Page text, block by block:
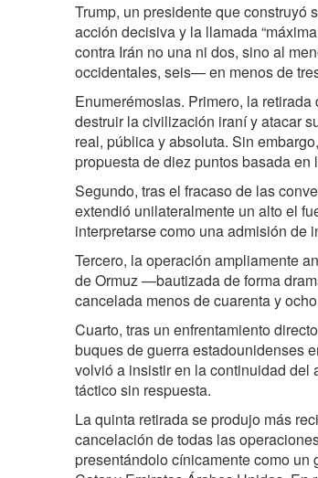
Trump, un presidente que construyó
acción decisiva y la llamada
contra Irán no una ni dos, sino al
occidentales, seis— en menos de
Enumerémoslas. Primero, la
destruir la civilización iraní y atacar
real, pública y absoluta. Sin
propuesta de diez puntos basada
Segundo, tras el fracaso de las
extendió unilateralmente un alto el
interpretarse como una admisión de
Tercero, la operación ampliamente
de Ormuz —bautizada de forma
cancelada menos de cuarenta y
Cuarto, tras un enfrentamiento
buques de guerra estadounidenses
volvió a insistir en la continuidad del
táctico sin respuesta.
La quinta retirada se produjo más
cancelación de todas las
presentándolo cínicamente como